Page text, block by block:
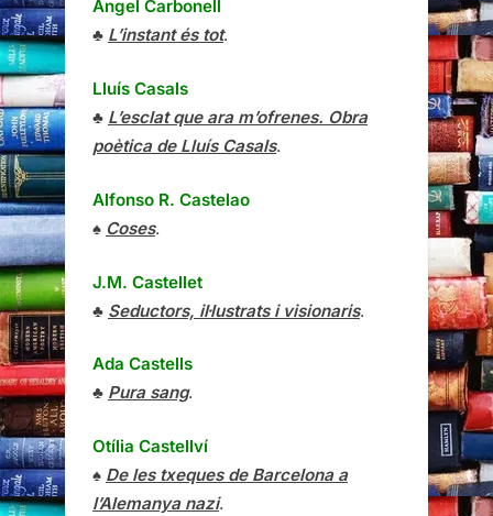
Àngel Carbonell
♣ L’instant és tot.
Lluís Casals
♣ L’esclat que ara m’ofrenes. Obra
poètica de Lluís Casals.
Alfonso R. Castelao
♠ Coses.
J.M. Castellet
♣ Seductors, il·lustrats i visionaris.
Ada Castells
♣ Pura sang.
Otília Castellví
♠ De les txeques de Barcelona a
l’Alemanya nazi.